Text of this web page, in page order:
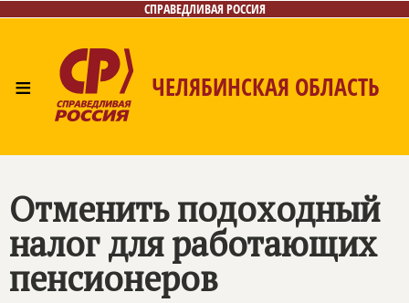
СПРАВЕДЛИВАЯ РОССИЯ
≡ ЧЕЛЯБИНСКАЯ ОБЛАСТЬ
Отменить подоходный
налог для работающих
пенсионеров